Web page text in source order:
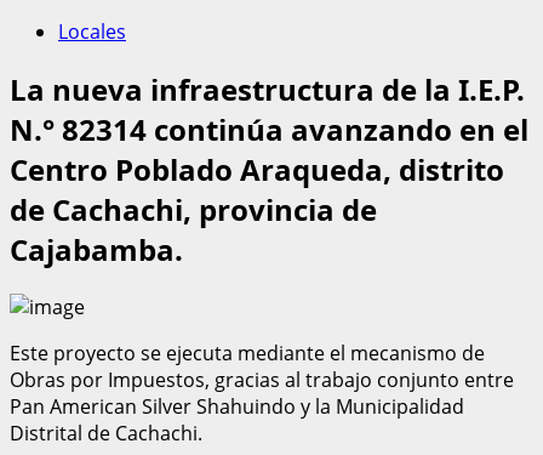
Locales
La nueva infraestructura de la I.E.P.
N.° 82314 continúa avanzando en el
Centro Poblado Araqueda, distrito
de Cachachi, provincia de
Cajabamba.
Este proyecto se ejecuta mediante el mecanismo de
Obras por Impuestos, gracias al trabajo conjunto entre
Pan American Silver Shahuindo y la Municipalidad
Distrital de Cachachi.